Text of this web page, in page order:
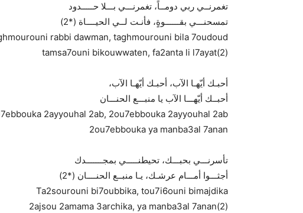
تغمرنــي ربي دومــاً، تغمرنـــي بـــلا حـــــدود
تمسحنـــي بقــــــوةٍ، فأنـت لــي الحيــــاة (*2)
rabbi dawman, taghmourouni bila 7oudoud
tamsa7ouni bikouwwaten, fa2anta li l7ayat(2)
أحبـك أيّهـا الآب، أحبـك أيّهـا الآب،
أحبــك أيّهـــا الآب يا منبـــع الحنـــان
2ayyouhal 2ab, 2ou7ebbouka 2ayyouhal 2ab,
2ou7ebbouka ya manba3al 7anan
تأسرنـــي بحبـــك، تحيطنـــــي بمجـــــــدك
أجثـــوا أمـــام عرشـك، يـا منبــع الحنــــان (*2)
Ta2sourouni bi7oubbika, tou7i6ouni bimajdika
2ajsou 2amama 3archika, ya manba3al 7anan(2)